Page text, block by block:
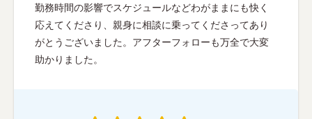
勤務時間の影響でスケジュールなどわがままにも快く
応えてくださり、親身に相談に乗ってくださってあり
がとうございました。アフターフォローも万全で大変
助かりました。